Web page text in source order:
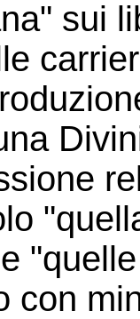
sui
con